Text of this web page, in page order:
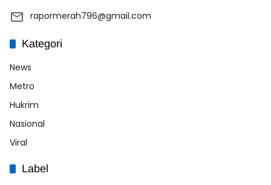
rapormerah796@gmail.com
Kategori
News
Metro
Hukrim
Nasional
Viral
Label